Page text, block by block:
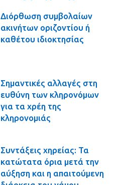
Διόρθωση συμβολαίων
ακινήτων οριζοντίου ή
καθέτου ιδιοκτησίας
Σημαντικές αλλαγές στη
ευθύνη των κληρονόμων
για τα χρέη της
κληρονομιάς
Συντάξεις χηρείας: Τα
κατώτατα όρια μετά την
αύξηση και η απαιτούμενη